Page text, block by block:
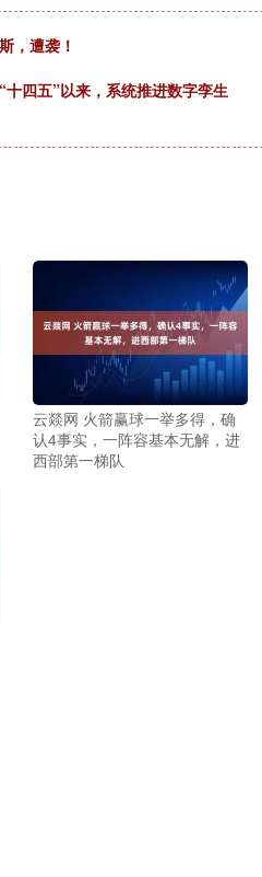
，遭袭！
十四五”以来，系统推进数字孪生
云燚网 火箭赢球一举多得，确
认4事实，一阵容基本无解，进
西部第一梯队